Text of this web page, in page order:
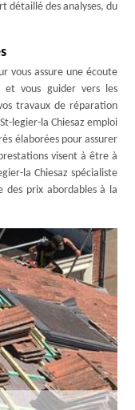
détaillé des analyses, du
vous assure une écoute
et vous guider vers les
travaux de réparation
legier-la Chiesaz emploi
élaborées pour assurer
visent à être à
la Chiesaz spécialiste
des prix abordables à la